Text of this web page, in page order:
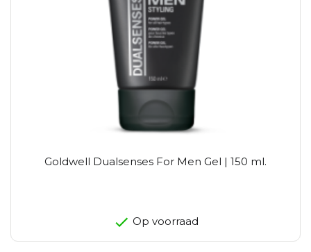
Goldwell Dualsenses For Men Gel | 150 ml.
Op voorraad